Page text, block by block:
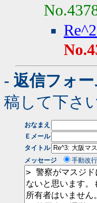
- 返信フォー
稿して下さ
おなまえ
Ｅメール
タイトル
メッセージ
手動改行